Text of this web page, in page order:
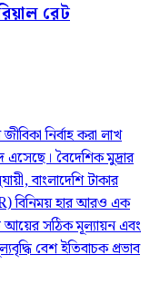
রেট
নির্বাহ করা লাখ
এসেছে। বৈদেশিক মুদ্রার
বাংলাদেশি টাকার
বিনিময় হার আরও এক
আয়ের সঠিক মূল্যায়ন এবং
বেশ ইতিবাচক প্রভাব